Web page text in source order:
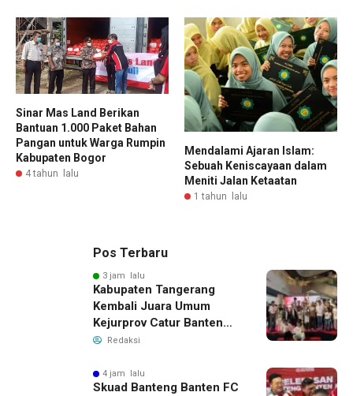
Sinar Mas Land Berikan
Bantuan 1.000 Paket Bahan
Pangan untuk Warga Rumpin
Kabupaten Bogor
4 tahun lalu
Mendalami Ajaran Islam:
Sebuah Keniscayaan dalam
Meniti Jalan Ketaatan
1 tahun lalu
Pos Terbaru
3 jam lalu
Kabupaten Tangerang
Kembali Juara Umum
Kejurprov Catur Banten
2026, Raih 24 Medali
Redaksi
4 jam lalu
Skuad Banteng Banten FC